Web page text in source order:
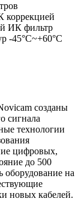
коррекцией
ИК фильтр
-45°С~+60°С
созданы
сигнала
технологии
цифровых,
до 500
оборудование на
новых кабелей.